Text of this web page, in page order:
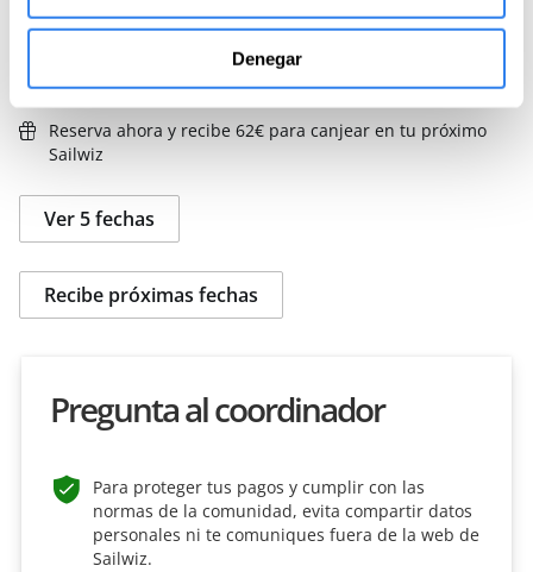
Denegar
125 € Reservar
Reserva ahora y recibe 62€ para canjear en tu próximo
Sailwiz
Ver 5 fechas
Recibe próximas fechas
Pregunta al coordinador
Para proteger tus pagos y cumplir con las
normas de la comunidad, evita compartir datos
personales ni te comuniques fuera de la web de
Sailwiz.